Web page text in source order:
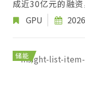
成近30亿元的融
发、规模化量产及
GPU
储能